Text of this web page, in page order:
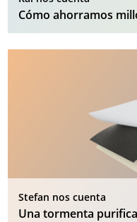
Cómo ahorramos
Stefan nos cuenta
Una tormenta